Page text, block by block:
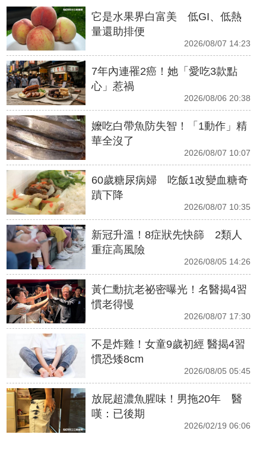
它是水果界白富美 低GI、低熱
量還助排便
2026/08/07 14:23
7年內連罹2癌！她「愛吃3款點
心」惹禍
2026/08/06 20:38
嬤吃白帶魚防失智！「1動作」精
華全沒了
2026/08/07 10:07
60歲糖尿病婦 吃飯1改變血糖奇
蹟下降
2026/08/07 10:35
新冠升溫！8症狀先快篩 2類人
重症高風險
2026/08/05 14:26
黃仁勳抗老祕密曝光！名醫揭4習
慣老得慢
2026/08/07 17:30
不是炸雞！女童9歲初經 醫揭4習
慣恐矮8cm
2026/08/05 05:45
放屁超濃魚腥味！男拖20年 醫
嘆：已後期
2026/02/19 06:06